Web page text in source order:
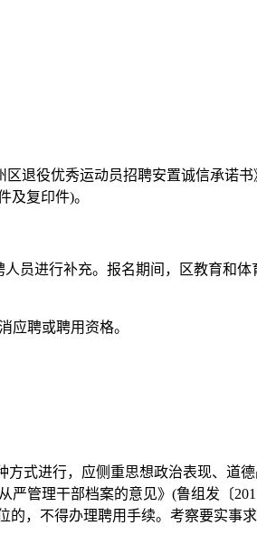
退役优秀运动员招聘安置诚信承诺
及复印件)。
员进行补充。报名期间，区教育和体
应聘或聘用资格。
式进行，应侧重思想政治表现、道
管理干部档案的意见》(鲁组发〔
，不得办理聘用手续。考察要实事求